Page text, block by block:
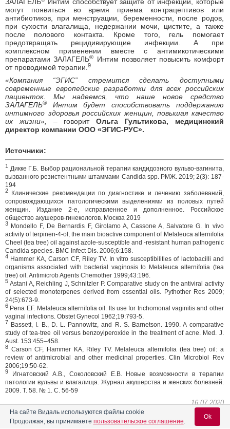
могут появиться во время приема контрацептивов или
антибиотиков, при менструации, беременности, после родов,
при сухости влагалища, недержании мочи, цистите, а также
после полового контакта. Кроме того, гель помогает
предотвращать рецидивирующие инфекции. А при
комплексном применении вместе с антимикотическими
препаратами ЗАЛАГЕЛЬ®
Интим позволяет повысить комфорт
от проводимой терапии. 9
«Компания “ЭГИС” стремится сделать доступными
современные европейские разработки для всех российских
пациенток. Мы надеемся, чтонаше новое средство
ЗАЛАГЕЛЬ® Интимбудет способствовать поддержанию
интимного здоровья российских женщин, повышая качество
их жизни», – говоритОльга Гультикова, медицинский
директор компании ООО «ЭГИС-РУС».
Источники:
1 Дикке Г.Б. Выбор рациональной терапии кандидозного вульво-вагинита,
вызванного резистентными штаммами Candida spp. РМЖ. 2019; 2(3): 187-
194
2 Клинические рекомендации по диагностике и лечению заболеваний,
сопровождающихся патологическими выделениями из половых путей
женщин. Издание 2-е, исправленное и дополненное. Российское
общество акушеров-гинекологов. Москва 2019
3 Mondello F, De Bernardis F, Girolamo A, Cassone A, Salvatore G. In vivo
activity of terpinen-4-ol, the main bioactive component of Melaleuca alternifolia
Cheel (tea tree) oil against azole-susceptible and -resistant human pathogenic
Candida species. BMC Infect Dis. 2006;6:158.
4 Hammer KA, Carson CF, Riley TV. In vitro susceptibilities of lactobacilli and
organisms associated with bacterial vaginosis to Melaleuca alternifolia (tea
tree) oil. Antimicrob Agents Chemother 1999;43:196.
5 Astani A, Reichling J, Schnitzler P. Comparative study on the antiviral activity
of selected monoterpenes derived from essential oils. Pythother Res 2009;
24(5):673-9.
6 Pena EF. Melaleuca alternifolia oil. Its use for trichomonal vaginitis and other
vaginal infections. Obstet Gynecol 1962;19:793-5.
7 Bassett, I. B., D. L. Pannowitz, and R. S. Barnetson. 1990. A comparative
study of tea-tree oil versus benzoylperoxide in the treatment of acne. Med. J.
Aust. 153:455–458.
8 Carson CF, Hammer KA, Riley TV. Melaleuca alternifolia (tea tree) oil: a
review of antimicrobial and other medicinal properties. Clin Microbiol Rev
2006;19:50-62.
9 Игнатовский А.В., Соколовский Е.В. Новые возможности в терапии
патологии вульвы и влагалища. Журнал акушерства и женских болезней.
2009. Т. 58. № 1. С. 56-59
16.07.2020
Поделиться
На сайте Видаль используются файлы cookie
Продолжая, вы принимаете пользовательское соглашение.
Ok